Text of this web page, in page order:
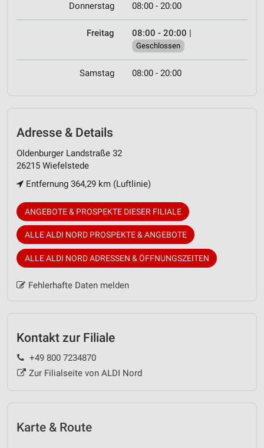
Donnerstag 08:00 - 20:00
Freitag 08:00 - 20:00 |
Geschlossen
Samstag 08:00 - 20:00
Adresse & Details
Oldenburger Landstraße 32
26215 Wiefelstede
Entfernung 364,29 km (Luftlinie)
ANGEBOTE & PROSPEKTE DIESER FILIALE
ALLE ALDI NORD PROSPEKTE & ANGEBOTE
ALLE ALDI NORD ADRESSEN & ÖFFNUNGSZEITEN
Fehlerhafte Daten melden
Kontakt zur Filiale
+49 800 7234870
Zur Filialseite von ALDI Nord
Karte & Route